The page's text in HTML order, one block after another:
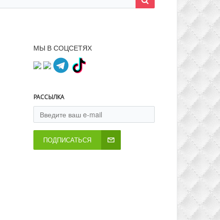
МЫ В СОЦСЕТЯХ
РАССЫЛКА
ПОДПИСАТЬСЯ